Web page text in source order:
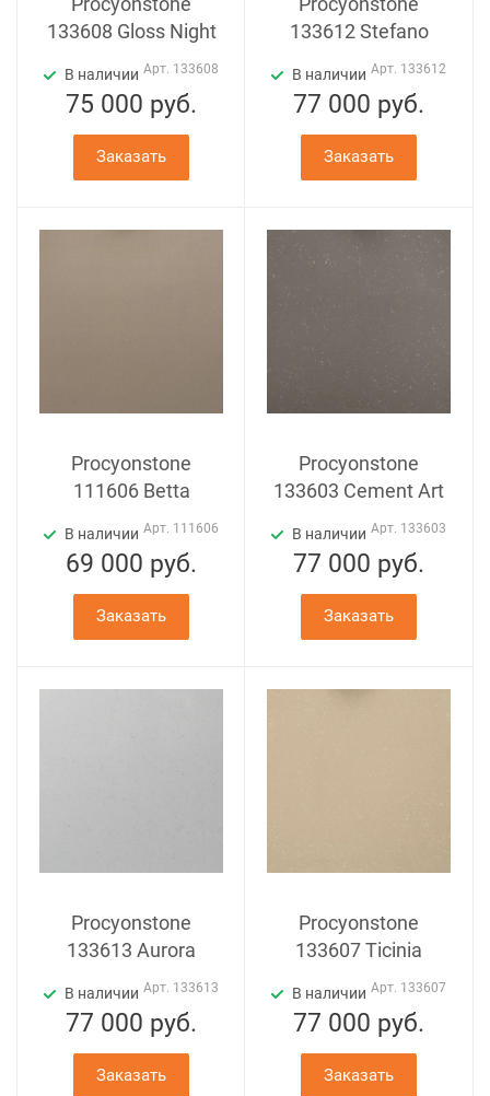
133608 Gloss Night
В наличии Арт. 133608
75 000 руб.
Заказать
133612 Stefano
В наличии Арт. 133612
77 000 руб.
Заказать
Procyonstone
111606 Betta
В наличии Арт. 111606
69 000 руб.
Заказать
Procyonstone
133603 Cement Art
В наличии Арт. 133603
77 000 руб.
Заказать
Procyonstone
133613 Aurora
В наличии Арт. 133613
77 000 руб.
Заказать
Procyonstone
133607 Ticinia
В наличии Арт. 133607
77 000 руб.
Заказать